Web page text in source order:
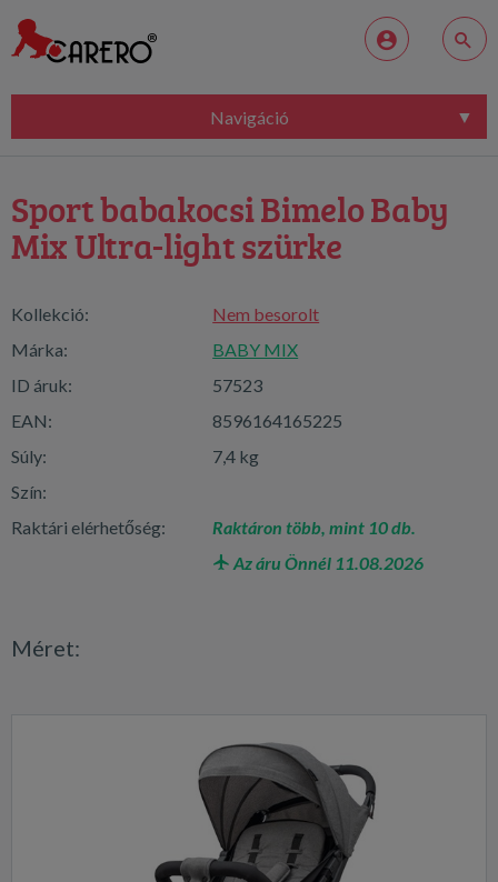
Navigáció
Sport babakocsi Bimelo Baby
Mix Ultra-light szürke
Kollekció:
Nem besorolt
Márka:
BABY MIX
ID áruk:
57523
EAN:
8596164165225
Súly:
7,4 kg
Szín:
Raktári elérhetőség:
Raktáron több, mint 10 db.
Az áru Önnél 11.08.2026
Méret: